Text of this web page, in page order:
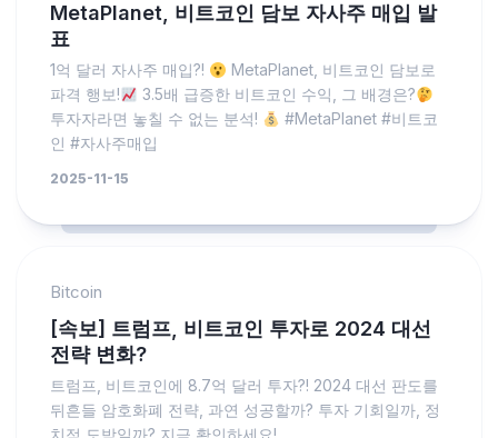
MetaPlanet, 비트코인 담보 자사주 매입 발
표
1억 달러 자사주 매입?!
MetaPlanet, 비트코인 담보로
파격 행보!
3.5배 급증한 비트코인 수익, 그 배경은?
투자자라면 놓칠 수 없는 분석!
#MetaPlanet #비트코
인 #자사주매입
2025-11-15
Bitcoin
[속보] 트럼프, 비트코인 투자로 2024 대선
전략 변화?
트럼프, 비트코인에 8.7억 달러 투자?! 2024 대선 판도를
뒤흔들 암호화폐 전략, 과연 성공할까? 투자 기회일까, 정